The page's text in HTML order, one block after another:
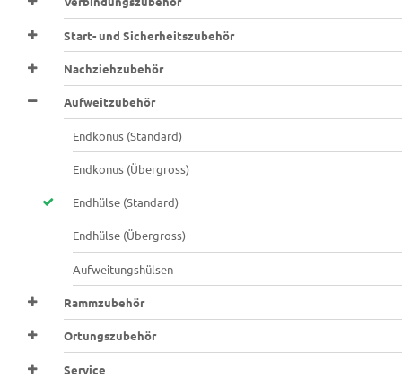
Start- und Sicherheitszubehör
Nachziehzubehör
Aufweitzubehör
Endkonus (Standard)
Endkonus (Übergross)
Endhülse (Standard)
Endhülse (Übergross)
Aufweitungshülsen
Rammzubehör
Ortungszubehör
Service